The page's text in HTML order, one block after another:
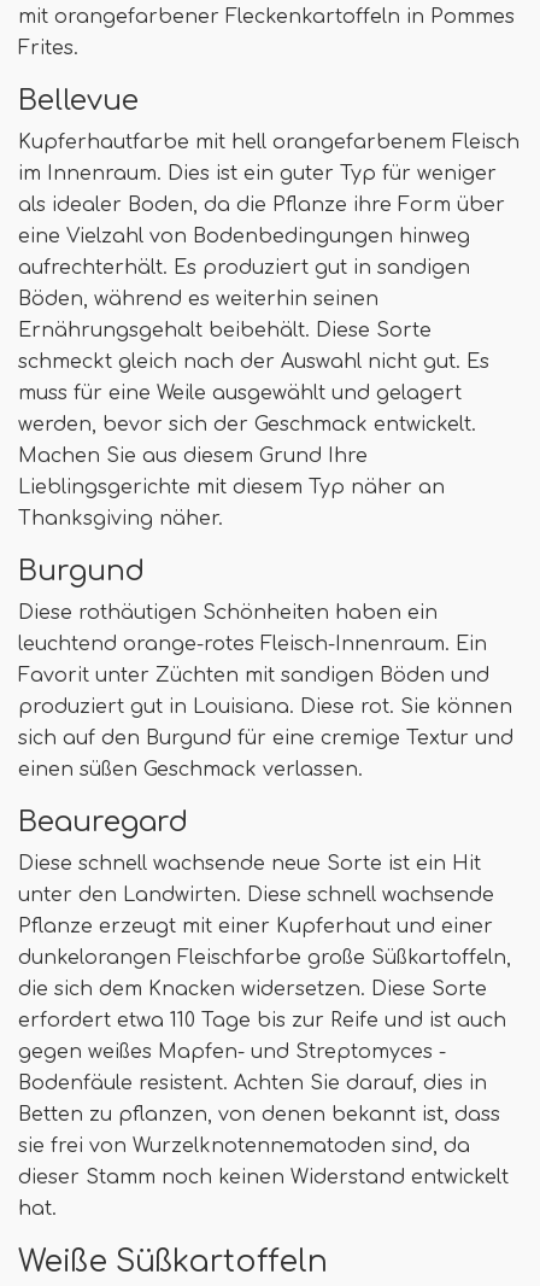
mit orangefarbener Fleckenkartoffeln in Pommes
Frites.
Bellevue
Kupferhautfarbe mit hell orangefarbenem Fleisch
im Innenraum. Dies ist ein guter Typ für weniger
als idealer Boden, da die Pflanze ihre Form über
eine Vielzahl von Bodenbedingungen hinweg
aufrechterhält. Es produziert gut in sandigen
Böden, während es weiterhin seinen
Ernährungsgehalt beibehält. Diese Sorte
schmeckt gleich nach der Auswahl nicht gut. Es
muss für eine Weile ausgewählt und gelagert
werden, bevor sich der Geschmack entwickelt.
Machen Sie aus diesem Grund Ihre
Lieblingsgerichte mit diesem Typ näher an
Thanksgiving näher.
Burgund
Diese rothäutigen Schönheiten haben ein
leuchtend orange-rotes Fleisch-Innenraum. Ein
Favorit unter Züchten mit sandigen Böden und
produziert gut in Louisiana. Diese rot. Sie können
sich auf den Burgund für eine cremige Textur und
einen süßen Geschmack verlassen.
Beauregard
Diese schnell wachsende neue Sorte ist ein Hit
unter den Landwirten. Diese schnell wachsende
Pflanze erzeugt mit einer Kupferhaut und einer
dunkelorangen Fleischfarbe große Süßkartoffeln,
die sich dem Knacken widersetzen. Diese Sorte
erfordert etwa 110 Tage bis zur Reife und ist auch
gegen weißes Mapfen- und Streptomyces -
Bodenfäule resistent. Achten Sie darauf, dies in
Betten zu pflanzen, von denen bekannt ist, dass
sie frei von Wurzelknotennematoden sind, da
dieser Stamm noch keinen Widerstand entwickelt
hat.
Weiße Süßkartoffeln